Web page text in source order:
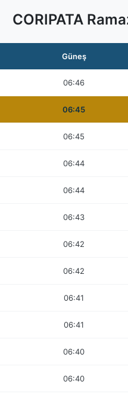
CORIPATA
Güneş
06:46
06:45
06:45
06:44
06:44
06:43
06:42
06:42
06:41
06:41
06:40
06:40